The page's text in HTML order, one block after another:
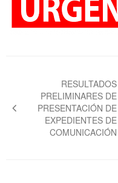
entradas
RESULTADOS
PRELIMINARES DE
PRESENTACIÓN DE
EXPEDIENTES DE
COMUNICACIÓN